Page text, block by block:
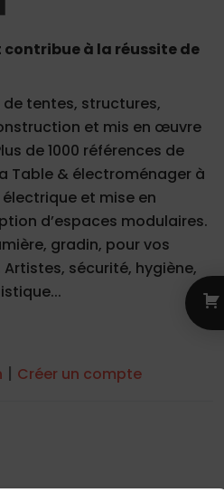
contribue à la réussite de
tentes, structures,
et mis en œuvre
de 1000 références de
Table & électroménager à
et mise en
d’espaces modulaires.
gradin, pour vos
sécurité, hygiène,
| Créer un compte